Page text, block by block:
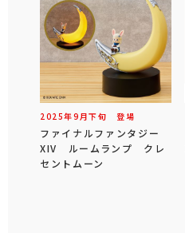
2025年9 月下旬 登場
ファイナルファンタジー
XIV ルームランプ クレ
セントムーン